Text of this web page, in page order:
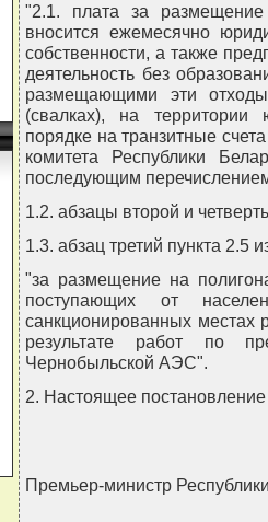
"2.1. плата за размещение
вносится ежемесячно
собственности, а также
деятельность без
размещающими эти
(свалках), на территории
порядке на транзитные
комитета Республики
последующим
1.2. абзацы второй и
1.3. абзац третий пункта 2.5
"за размещение на
поступающих от
санкционированных местах
результате работ по
Чернобыльской АЭС".
2. Настоящее
Премьер-министр